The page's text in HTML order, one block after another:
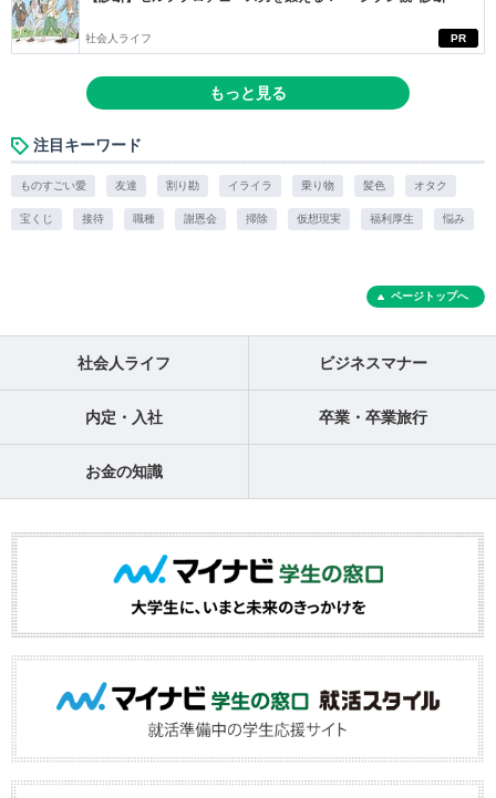
PR
社会人ライフ
もっと見る
注目キーワード
ものすごい愛 友達 割り勘 イライラ 乗り物 髪色 オタク
宝くじ 接待 職種 謝恩会 掃除 仮想現実 福利厚生 悩み
ページトップへ
社会人ライフ ビジネスマナー
内定・入社 卒業・卒業旅行
お金の知識